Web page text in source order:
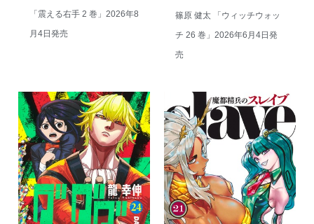
「震える右手 2 巻」2026年8
月4日発売
篠原 健太 「ウィッチウォッ
チ 26 巻」2026年6月4日発
売